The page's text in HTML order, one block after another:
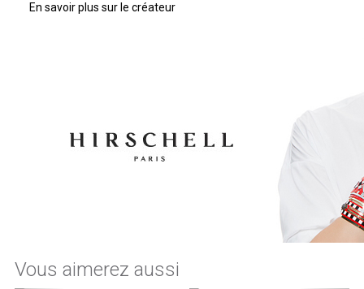
En savoir plus sur le créateur
Vous aimerez aussi